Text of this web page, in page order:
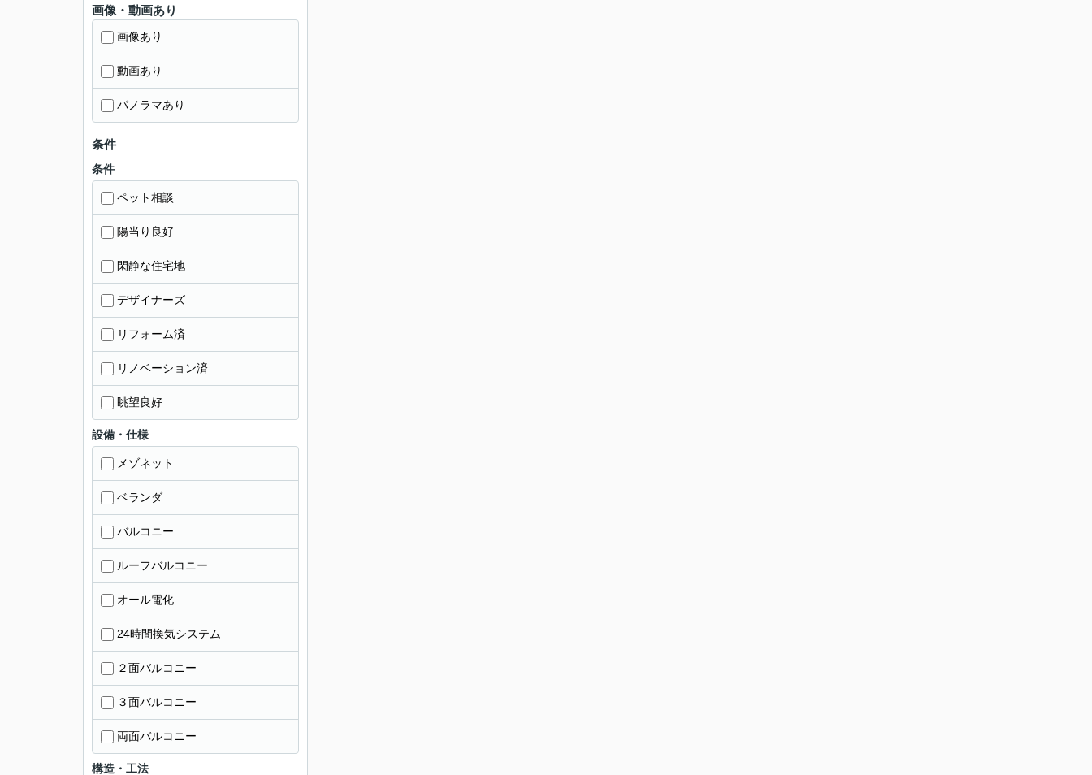
画像・動画あり
画像あり
動画あり
パノラマあり
条件
条件
ペット相談
陽当り良好
閑静な住宅地
デザイナーズ
リフォーム済
リノベーション済
眺望良好
設備・仕様
メゾネット
ベランダ
バルコニー
ルーフバルコニー
オール電化
24時間換気システム
２面バルコニー
３面バルコニー
両面バルコニー
構造・工法